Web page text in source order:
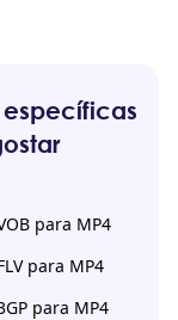
para MP4
para MP4
para MP4